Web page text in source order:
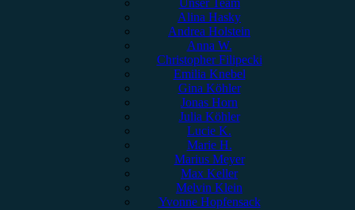
Unser Team
Alina Hasky
Andrea Holstein
Anna W.
Christopher Filipecki
Emilia Knebel
Gina Köhler
Jonas Horn
Julia Köhler
Lucie K.
Marie H.
Marius Meyer
Max Keller
Melvin Klein
Yvonne Hopfensack